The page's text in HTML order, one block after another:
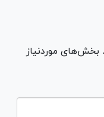
موردنیاز